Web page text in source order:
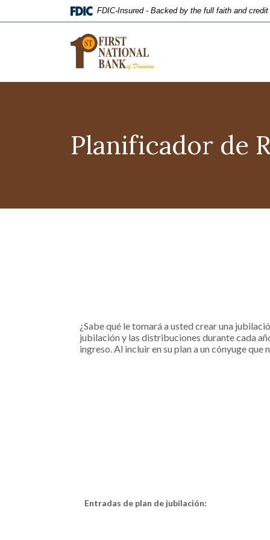
Skip
Acrobat
FDIC-Insured - Backed by the full faith and
Planificador de
¿Sabe qué le tomará a usted crear una
jubilación y las distribuciones durante cada
ingreso. Al incluir en su plan a un cónyuge
Entradas de plan de jubilación: